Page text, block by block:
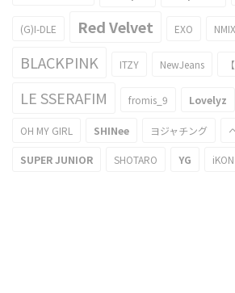
(G)I-DLE Red Velvet EXO
BLACKPINK ITZY NewJeans
LE SSERAFIM fromis_9 Lovelyz
OH MY GIRL SHINee ヨジャチング
SUPER JUNIOR SHOTARO YG iKON